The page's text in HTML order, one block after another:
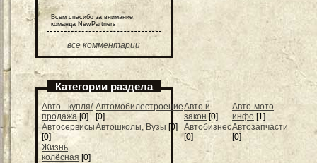
Всем спасибо за внимание,
команда NewPartners
все комментарии
Категории раздела
Авто - купля/
продажа [0]
Автомобилестроение
[0]
Авто и
закон [0]
Авто-мото
инфо [1]
Автосервисы
[0]
Автошколы, Вузы [0]
Автобизнес
[0]
Автозапчасти
[0]
Жизнь
колёсная [0]